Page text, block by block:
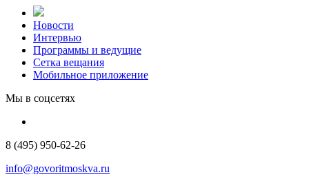
Новости
Интервью
Программы и ведущие
Сетка вещания
Мобильное приложение
Мы в соцсетях
8 (495) 950-62-26
info@govoritmoskva.ru